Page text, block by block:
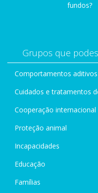
fundos?
Grupos que
Comportamentos
Cuidados e tratamentos
Cooperação internacional
Proteção animal
Incapacidades
Educação
Famílias